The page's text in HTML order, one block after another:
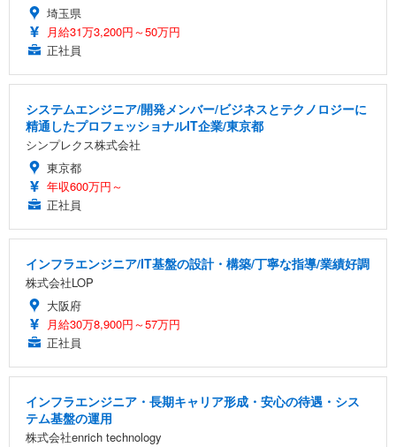
埼玉県
月給31万3,200円～50万円
正社員
システムエンジニア/開発メンバー/ビジネスとテクノロジーに
精通したプロフェッショナルIT企業/東京都
シンプレクス株式会社
東京都
年収600万円～
正社員
インフラエンジニア/IT基盤の設計・構築/丁寧な指導/業績好調
株式会社LOP
大阪府
月給30万8,900円～57万円
正社員
インフラエンジニア・長期キャリア形成・安心の待遇・シス
テム基盤の運用
株式会社enrich technology